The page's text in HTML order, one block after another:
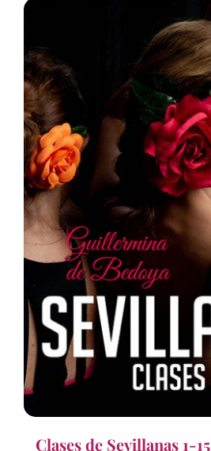
Clases de Sevillanas 1-15